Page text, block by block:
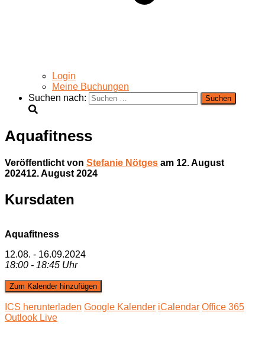
Login
Meine Buchungen
Suchen nach:
Aquafitness
Veröffentlicht von Stefanie Nötges am 12. August
202412. August 2024
Kursdaten
Aquafitness
12.08. - 16.09.2024
18:00 - 18:45 Uhr
Zum Kalender hinzufügen
ICS herunterladen Google Kalender iCalendar Office 365
Outlook Live